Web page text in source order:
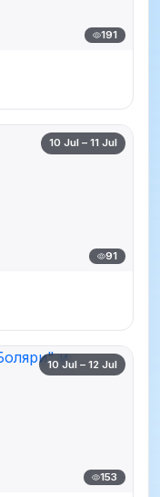
191
10 Jul – 11 Jul
91
10 Jul – 12 Jul
153